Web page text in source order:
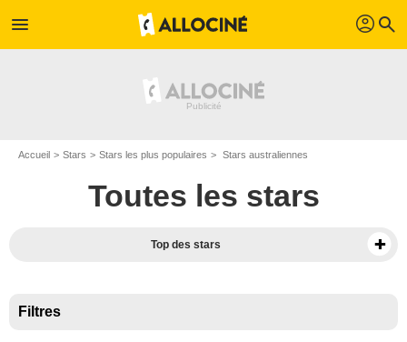
menu profil search
Accueil Stars Stars les plus populaires Stars australiennes
Toutes les stars
Top des stars
Filtres